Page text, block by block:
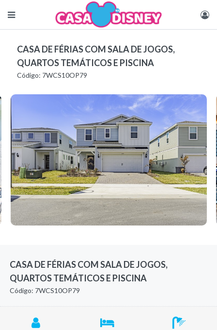
CASA DE FÉRIAS COM SALA DE JOGOS,
QUARTOS TEMÁTICOS E PISCINA
Código: 7WCS10OP79
CASA DE FÉRIAS COM SALA DE JOGOS,
QUARTOS TEMÁTICOS E PISCINA
Código: 7WCS10OP79